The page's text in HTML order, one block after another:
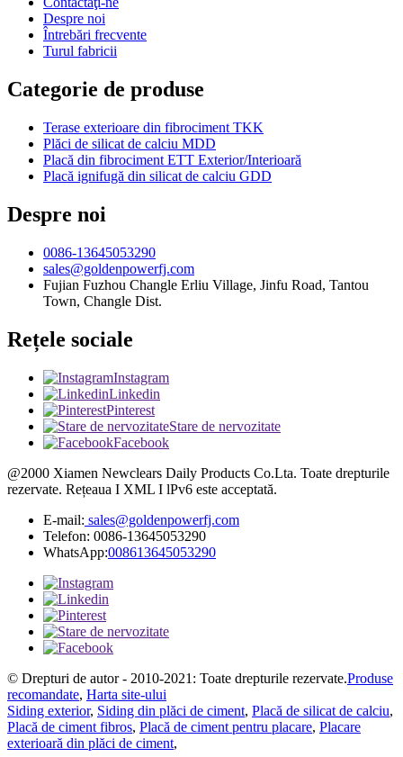
Despre noi
Întrebări frecvente
Turul fabricii
Categorie de produse
Terase exterioare din fibrociment TKK
Plăci de silicat de calciu MDD
Placă din fibrociment ETT Exterior/Interioară
Placă ignifugă din silicat de calciu GDD
Despre noi
0086-13645053290
sales@goldenpowerfj.com
Fujian Fuzhou Changle Erliu Village, Jinfu Road, Tantou
Town, Changle Dist.
Rețele sociale
Instagram
Linkedin
Pinterest
Stare de nervozitate
Facebook
@2000 Xiamen Newclears Daily Products Co.Lta. Toate drepturile
rezervate. Rețeaua I XML I lPv6 este acceptată.
E-mail: sales@goldenpowerfj.com
Telefon: 0086-13645053290
WhatsApp:008613645053290
© Drepturi de autor - 2010-2021: Toate drepturile rezervate.Produse
recomandate, Harta site-ului
Siding exterior, Siding din plăci de ciment, Placă de silicat de calciu,
Placă de ciment fibros, Placă de ciment pentru placare, Placare
exterioară din plăci de ciment,